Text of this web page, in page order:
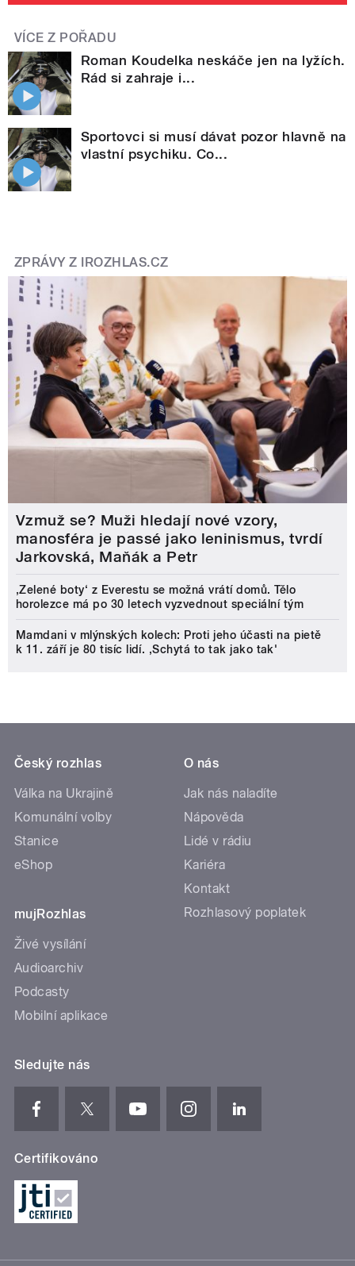
VÍCE Z POŘADU
Roman Koudelka neskáče jen na lyžích.
Rád si zahraje i...
Sportovci si musí dávat pozor hlavně na
vlastní psychiku. Co...
ZPRÁVY Z IROZHLAS.CZ
Vzmuž se? Muži hledají nové vzory,
manosféra je passé jako leninismus, tvrdí
Jarkovská, Maňák a Petr
‚Zelené boty‘ z Everestu se možná vrátí domů. Tělo
horolezce má po 30 letech vyzvednout speciální tým
Mamdani v mlýnských kolech: Proti jeho účasti na pietě
k 11. září je 80 tisíc lidí. ‚Schytá to tak jako tak'
Český rozhlas
Válka na Ukrajině
Komunální volby
Stanice
eShop
mujRozhlas
Živé vysílání
Audioarchiv
Podcasty
Mobilní aplikace
O nás
Jak nás naladíte
Nápověda
Lidé v rádiu
Kariéra
Kontakt
Rozhlasový poplatek
Sledujte nás
Certifikováno